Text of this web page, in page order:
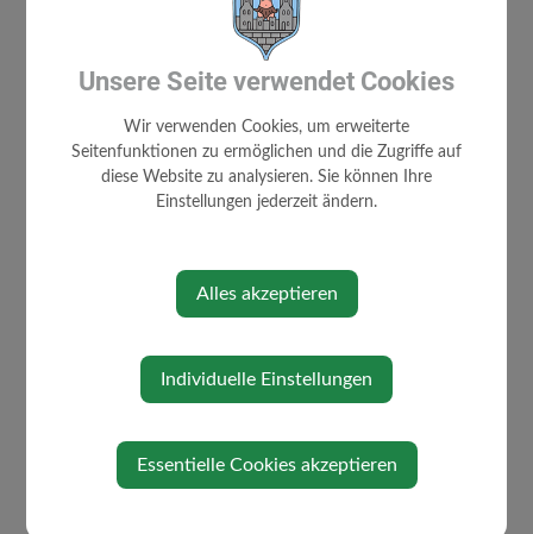
Auf Google Maps anzeigen
Unsere Seite verwendet Cookies
Wir verwenden Cookies, um erweiterte
Seitenfunktionen zu ermöglichen und die Zugriffe auf
diese Website zu analysieren. Sie können Ihre
Einstellungen jederzeit ändern.
Alles akzeptieren
Individuelle Einstellungen
Essentielle Cookies akzeptieren